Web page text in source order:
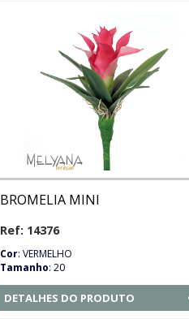
BROMELIA MINI
Ref: 14376
Cor: VERMELHO
Tamanho: 20
DETALHES DO PRODUTO